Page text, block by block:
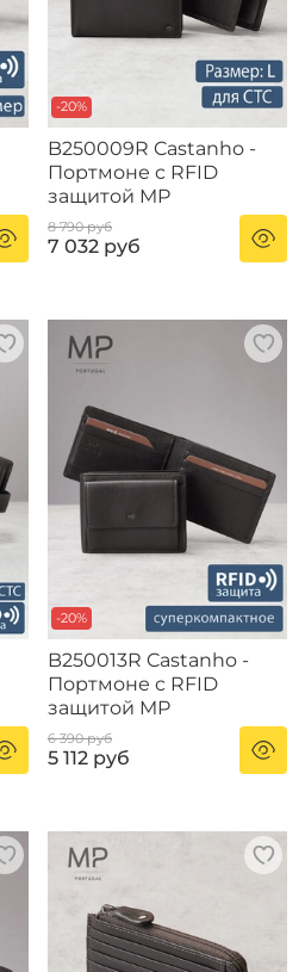
-20%
B250009R Castanho -
Портмоне c RFID
защитой MP
8 790 руб
7 032 руб
-20%
B250013R Castanho -
Портмоне c RFID
защитой MP
6 390 руб
5 112 руб